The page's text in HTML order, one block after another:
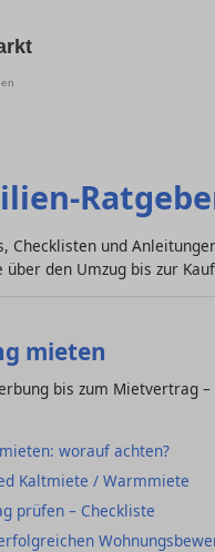
Checklisten und
über den Umzug bis zur
mieten
bis zum Mietvertrag
worauf achten?
Kaltmiete / Warmmiete
prüfen – Checkliste